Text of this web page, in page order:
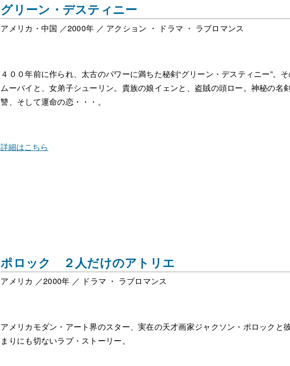
グリーン・デスティニー
アメリカ・中国 ／2000年 ／ アクション ・ ドラマ ・ ラブロマンス
４００年前に作られ、太古のパワーに満ちた秘剣“グリーン・デスティニー”。
ムーバイと、女弟子シューリン。貴族の娘イェンと、盗賊の頭ロー。神秘の名
讐、そして運命の恋・・・。
詳細はこちら
ポロック ２人だけのアトリエ
アメリカ ／2000年 ／ ドラマ ・ ラブロマンス
アメリカモダン・アート界のスター、実在の天才画家ジャクソン・ポロックと
まりにも切ないラブ・ストーリー。